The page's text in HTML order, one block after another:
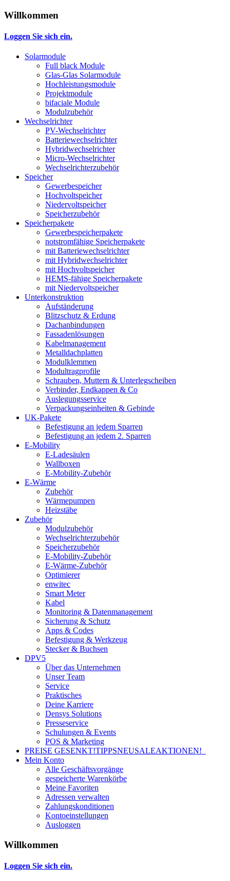
Willkommen
Loggen Sie sich ein.
Solarmodule
Full black Module
Glas-Glas Solarmodule
Hochleistungsmodule
Projektmodule
bifaciale Module
Modulzubehör
Wechselrichter
PV-Wechselrichter
Batteriewechselrichter
Hybridwechselrichter
Micro-Wechselrichter
Wechselrichterzubehör
Speicher
Gewerbespeicher
Hochvoltspeicher
Niedervoltspeicher
Speicherzubehör
Speicherpakete
Gewerbespeicherpakete
notstromfähige Speicherpakete
mit Batteriewechselrichter
mit Hybridwechselrichter
mit Hochvoltspeicher
HEMS-fähige Speicherpakete
mit Niedervoltspeicher
Unterkonstruktion
Aufständerung
Blitzschutz & Erdung
Dachanbindungen
Fassadenlösungen
Kabelmanagement
Metalldachplatten
Modulklemmen
Modultragprofile
Schrauben, Muttern & Unterlegscheiben
Verbinder, Endkappen & Co
Auslegungsservice
Verpackungseinheiten & Gebinde
UK-Pakete
Befestigung an jedem Sparren
Befestigung an jedem 2. Sparren
E-Mobility
E-Ladesäulen
Wallboxen
E-Mobility-Zubehör
E-Wärme
Zubehör
Wärmepumpen
Heizstäbe
Zubehör
Modulzubehör
Wechselrichterzubehör
Speicherzubehör
E-Mobility-Zubehör
E-Wärme-Zubehör
Optimierer
enwitec
Smart Meter
Kabel
Monitoring & Datenmanagement
Sicherung & Schutz
Apps & Codes
Befestigung & Werkzeug
Stecker & Buchsen
DPV5
Über das Unternehmen
Unser Team
Service
Praktisches
Deine Karriere
Densys Solutions
Presseservice
Schulungen & Events
POS & Marketing
PREISE GESENKT!TIPPSNEUSALEAKTIONEN!
Mein Konto
Alle Geschäftsvorgänge
gespeicherte Warenkörbe
Meine Favoriten
Adressen verwalten
Zahlungskonditionen
Kontoeinstellungen
Ausloggen
Willkommen
Loggen Sie sich ein.